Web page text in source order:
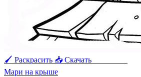
🖌 Раскрасить 📥 Скачать
Мари на крыше